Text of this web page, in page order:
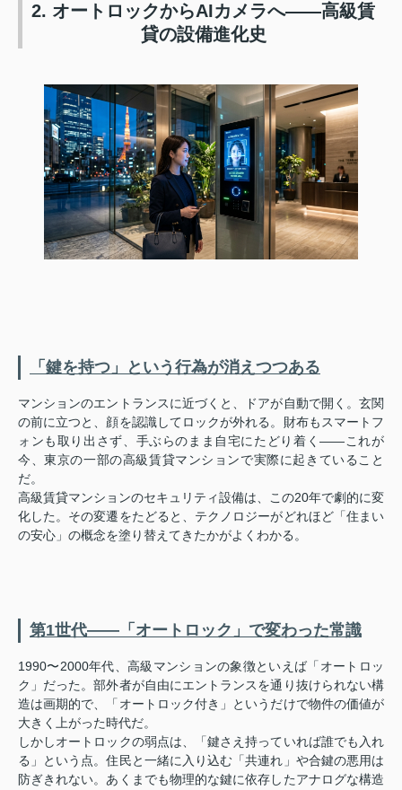
2. オートロックからAIカメラへ——高級賃
貸の設備進化史
「鍵を持つ」という行為が消えつつある
マンションのエントランスに近づくと、ドアが自動で開く。玄関
の前に立つと、顔を認識してロックが外れる。財布もスマートフ
ォンも取り出さず、手ぶらのまま自宅にたどり着く——これが
今、東京の一部の高級賃貸マンションで実際に起きていること
だ。
高級賃貸マンションのセキュリティ設備は、この20年で劇的に変
化した。その変遷をたどると、テクノロジーがどれほど「住まい
の安心」の概念を塗り替えてきたかがよくわかる。
第1世代——「オートロック」で変わった常識
1990〜2000年代、高級マンションの象徴といえば「オートロッ
ク」だった。部外者が自由にエントランスを通り抜けられない構
造は画期的で、「オートロック付き」というだけで物件の価値が
大きく上がった時代だ。
しかしオートロックの弱点は、「鍵さえ持っていれば誰でも入れ
る」という点。住民と一緒に入り込む「共連れ」や合鍵の悪用は
防ぎきれない。あくまでも物理的な鍵に依存したアナログな構造